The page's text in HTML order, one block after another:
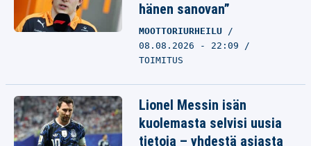
hänen sanovan”
MOOTTORIURHEILU
08.08.2026 - 22:09
TOIMITUS
Lionel Messin isän
kuolemasta selvisi uusia
tietoja – yhdestä asiasta